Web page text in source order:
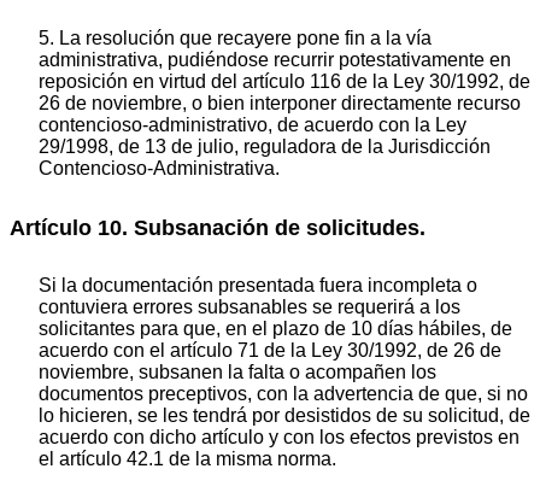
5. La resolución que recayere pone fin a la vía
administrativa, pudiéndose recurrir potestativamente en
reposición en virtud del artículo 116 de la Ley 30/1992, de
26 de noviembre, o bien interponer directamente recurso
contencioso-administrativo, de acuerdo con la Ley
29/1998, de 13 de julio, reguladora de la Jurisdicción
Contencioso-Administrativa.
Artículo 10. Subsanación de solicitudes.
Si la documentación presentada fuera incompleta o
contuviera errores subsanables se requerirá a los
solicitantes para que, en el plazo de 10 días hábiles, de
acuerdo con el artículo 71 de la Ley 30/1992, de 26 de
noviembre, subsanen la falta o acompañen los
documentos preceptivos, con la advertencia de que, si no
lo hicieren, se les tendrá por desistidos de su solicitud, de
acuerdo con dicho artículo y con los efectos previstos en
el artículo 42.1 de la misma norma.